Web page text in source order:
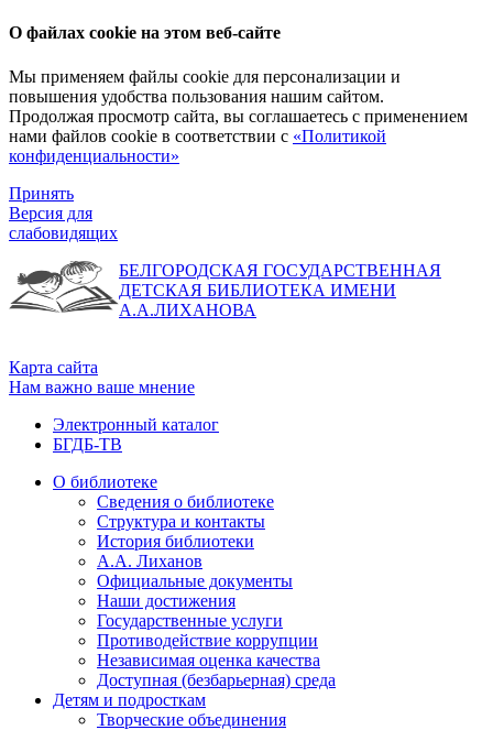
О файлах cookie на этом веб-сайте
Мы применяем файлы cookie для персонализации и
повышения удобства пользования нашим сайтом.
Продолжая просмотр сайта, вы соглашаетесь с применением
нами файлов cookie в соответствии с «Политикой
конфиденциальности»
Принять
Версия для
слабовидящих
БЕЛГОРОДСКАЯ ГОСУДАРСТВЕННАЯ
ДЕТСКАЯ БИБЛИОТЕКА ИМЕНИ
А.А.ЛИХАНОВА
Карта сайта
Нам важно ваше мнение
Электронный каталог
БГДБ-ТВ
О библиотеке
Сведения о библиотеке
Структура и контакты
История библиотеки
А.А. Лиханов
Официальные документы
Наши достижения
Государственные услуги
Противодействие коррупции
Независимая оценка качества
Доступная (безбарьерная) среда
Детям и подросткам
Творческие объединения